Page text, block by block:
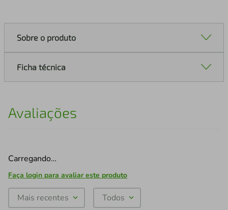
Sobre o produto
Ficha técnica
Avaliações
Carregando…
Faça login para avaliar este produto
Mais recentes Todos